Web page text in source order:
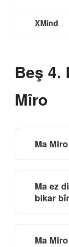
XMind
Beş 4.
Mîro
Ma
Ma ez
bikar
Ma